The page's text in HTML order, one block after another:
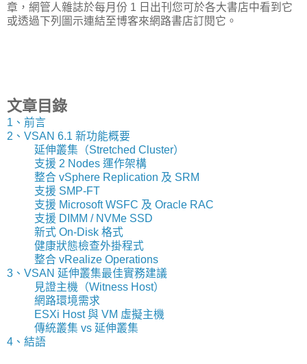
章，網管人雜誌於每月份 1 日出刊您可於各大書店中看到它
或透過下列圖示連結至博客來網路書店訂閱它。
文章目錄
1、前言
2、VSAN 6.1 新功能概要
延伸叢集（Stretched Cluster）
支援 2 Nodes 運作架構
整合 vSphere Replication 及 SRM
支援 SMP-FT
支援 Microsoft WSFC 及 Oracle RAC
支援 DIMM / NVMe SSD
新式 On-Disk 格式
健康狀態檢查外掛程式
整合 vRealize Operations
3、VSAN 延伸叢集最佳實務建議
見證主機（Witness Host）
網路環境需求
ESXi Host 與 VM 虛擬主機
傳統叢集 vs 延伸叢集
4、結語